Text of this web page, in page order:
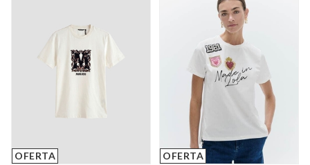
OFERTA OFERTA